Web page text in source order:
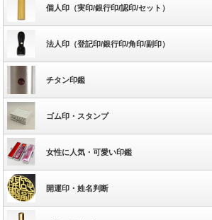
個人印（実印/銀行印/認印/セット）
法人印（登記印/銀行印/角印/副印）
チタン印鑑
ゴム印・スタンプ
女性に人気・可愛い印鑑
開運印・姓名判断